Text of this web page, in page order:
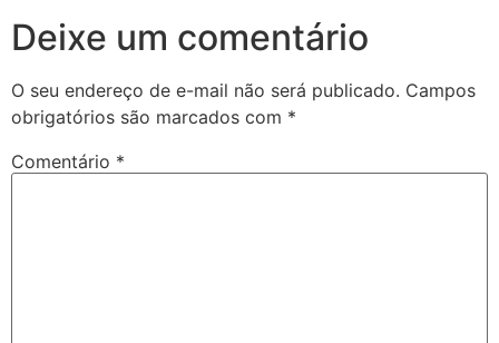
Deixe um comentário
O seu endereço de e-mail não será publicado. Campos
obrigatórios são marcados com *
Comentário *